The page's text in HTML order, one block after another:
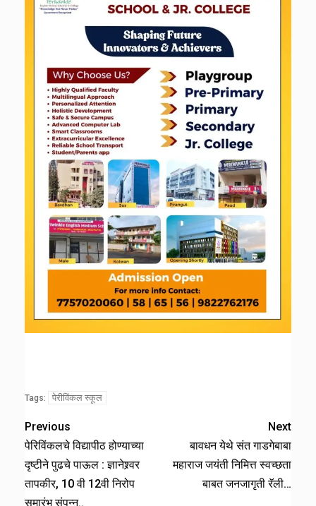
Tags: पेरीविंकल स्कूल
Previous
पेरिविंकलचे विद्यापीठ होण्याच्या
दृष्टीने पुढचे पाऊल : ज्ञानेश्र्वर
तापकीर, 10 वी 12वी निरोप
समारंभ संपन्न..
Next
बावधन येथे संत गाडगेबाबा
महाराज जयंती निमित्त स्वच्छता
बाबत जनजागृती रॅली…